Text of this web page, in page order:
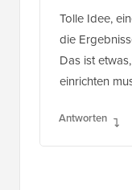
Tolle Idee,
die
Das ist
einrichten
Antworten